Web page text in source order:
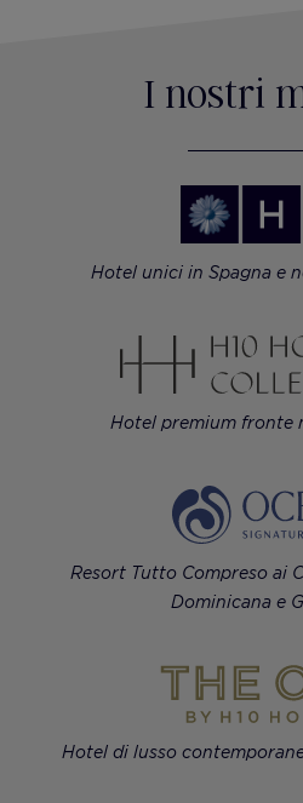
I nostri
Hotel unici in Spagna e
Hotel premium fronte
Resort Tutto Compreso ai
Dominicana e
Hotel di lusso